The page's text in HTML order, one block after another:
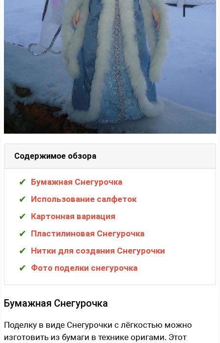
Содержимое обзора
Бумажная Снегурочка
Использование салфеток
Картонная вариация
Пластилиновая Снегурочка
Нитки для создания Снегурочки
Фото поделки снегурочка
Бумажная Снегурочка
Поделку в виде Снегурочки с лёгкостью можно
изготовить из бумаги в технике оригами. Этот